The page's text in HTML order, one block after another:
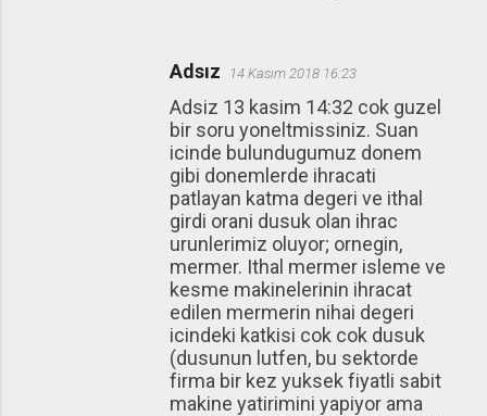
Adsız 14 Kasım 2018 16:23
Adsiz 13 kasim 14:32 cok guzel
bir soru yoneltmissiniz. Suan
icinde bulundugumuz donem
gibi donemlerde ihracati
patlayan katma degeri ve ithal
girdi orani dusuk olan ihrac
urunlerimiz oluyor; ornegin,
mermer. Ithal mermer isleme ve
kesme makinelerinin ihracat
edilen mermerin nihai degeri
icindeki katkisi cok cok dusuk
(dusunun lutfen, bu sektorde
firma bir kez yuksek fiyatli sabit
makine yatirimini yapiyor ama